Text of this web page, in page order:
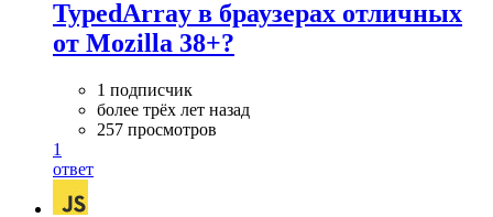
TypedArray в браузерах отличных
от Mozilla 38+?
1 подписчик
более трёх лет назад
257 просмотров
1
ответ